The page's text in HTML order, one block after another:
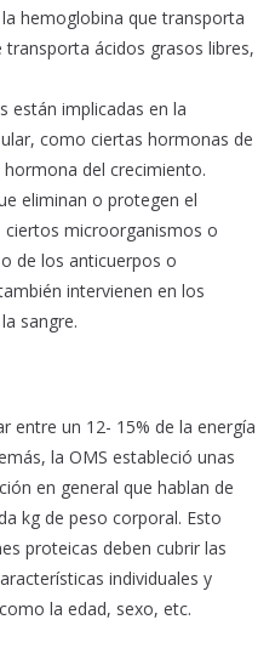
hemoglobina que transporta
ácidos grasos libres,
están implicadas en la
como ciertas hormonas de
del crecimiento.
eliminan o protegen el
microorganismos o
de los anticuerpos o
intervienen en los
sangre.
entre un 12- 15% de la energía
la OMS estableció unas
en general que hablan de
kg de peso corporal. Esto
proteicas deben cubrir las
individuales y
la edad, sexo, etc.